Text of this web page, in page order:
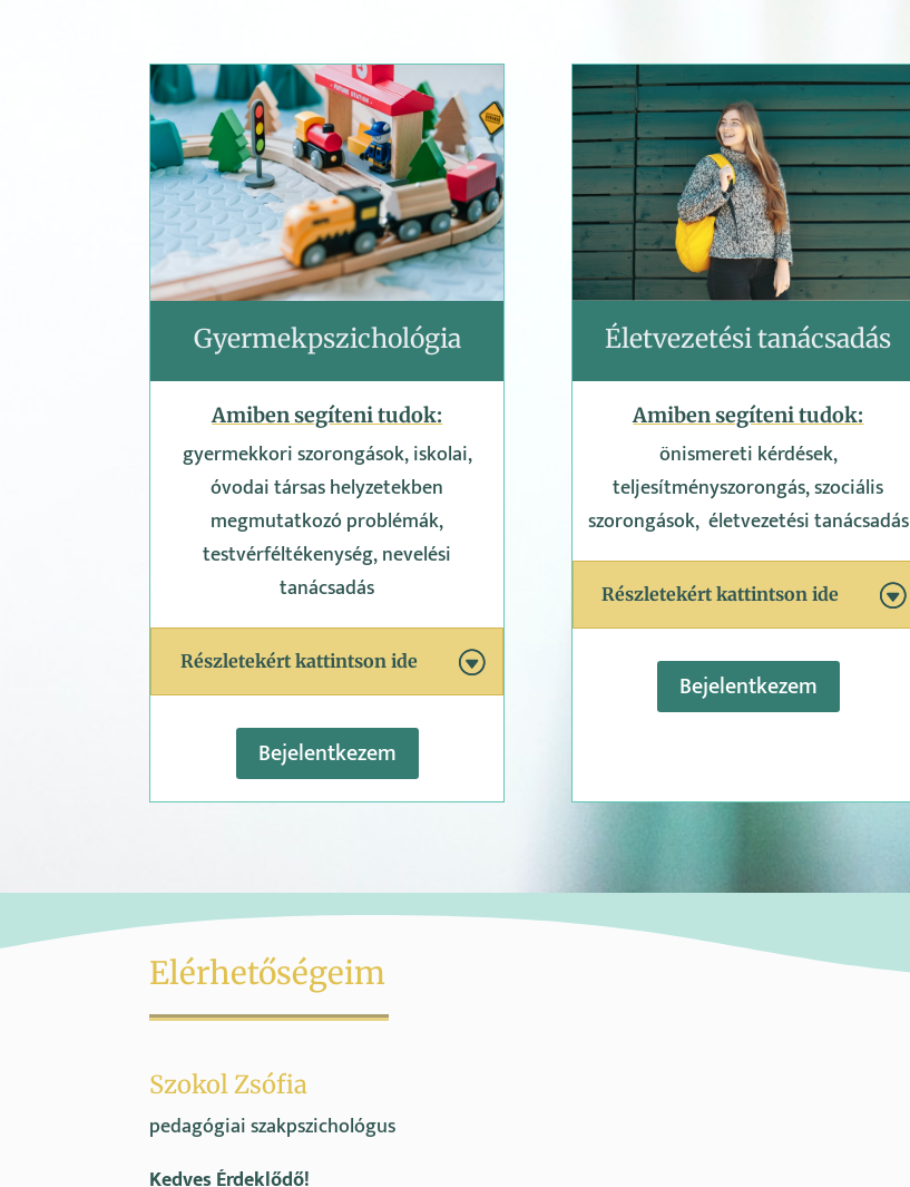
Gyermekpszichológia
Amiben segíteni tudok:
gyermekkori szorongások, iskolai,
óvodai társas helyzetekben
megmutatkozó problémák,
testvérféltékenység, nevelési
tanácsadás
Részletekért kattintson ide
Bejelentkezem
Életvezetési tanácsadás
Amiben segíteni tudok:
önismereti kérdések,
teljesítményszorongás, szociális
szorongások, életvezetési tanácsadás
Részletekért kattintson ide
Bejelentkezem
Elérhetőségeim
Szokol Zsófia
pedagógiai szakpszichológus